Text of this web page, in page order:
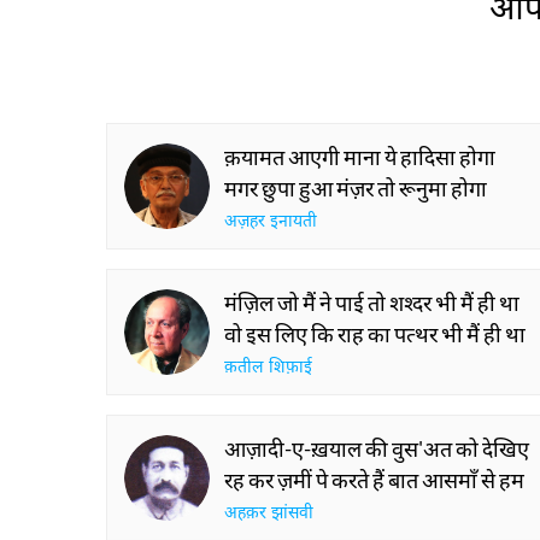
क़यामत आएगी माना ये हादिसा होगा
मगर छुपा हुआ मंज़र तो रूनुमा होगा
अज़हर इनायती
मंज़िल जो मैं ने पाई तो शश्दर भी मैं ही था
वो इस लिए कि राह का पत्थर भी मैं ही था
क़तील शिफ़ाई
आज़ादी-ए-ख़याल की वुस'अत को देखिए
रह कर ज़मीं पे करते हैं बात आसमाँ से हम
अहक़र झांसवी